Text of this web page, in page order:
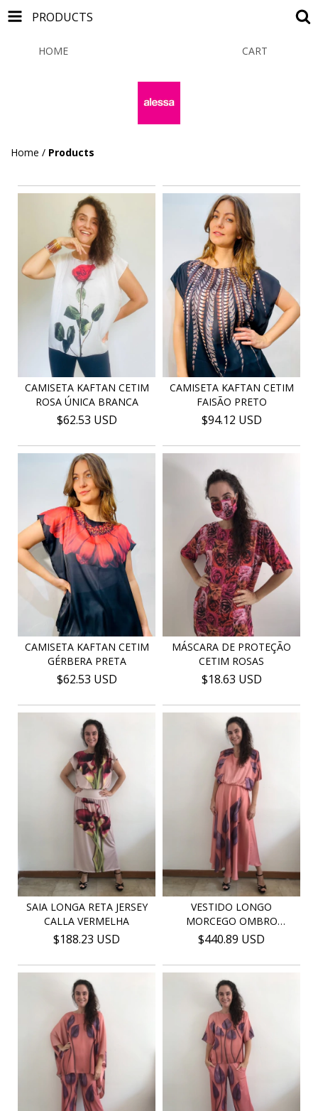
PRODUCTS
HOME CART
Home / Products
CAMISETA KAFTAN CETIM
ROSA ÚNICA BRANCA
$62.53 USD
CAMISETA KAFTAN CETIM
FAISÃO PRETO
$94.12 USD
CAMISETA KAFTAN CETIM
GÉRBERA PRETA
$62.53 USD
MÁSCARA DE PROTEÇÃO
CETIM ROSAS
$18.63 USD
SAIA LONGA RETA JERSEY
CALLA VERMELHA
$188.23 USD
VESTIDO LONGO
MORCEGO OMBRO
ABERTO EVASÊ...
$440.89 USD